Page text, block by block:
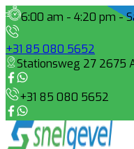
6:00 am - 4:20 pm -
+31 85 080 5652
Stationsweg 27 2675
+31 85 080 5652